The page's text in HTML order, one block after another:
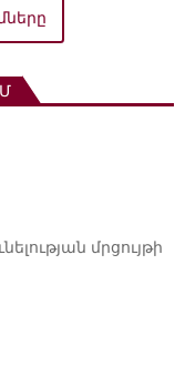
մրցույթի